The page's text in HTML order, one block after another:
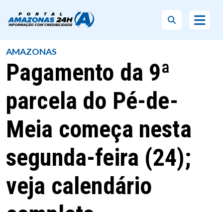
AMAZONAS
Pagamento da 9ª
parcela do Pé-de-
Meia começa nesta
segunda-feira (24);
veja calendário